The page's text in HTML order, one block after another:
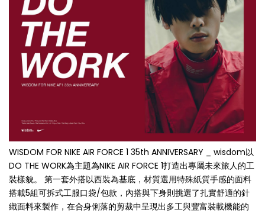
WISDOM FOR NIKE AIR FORCE 1 35th ANNIVERSARY _ wisdom以
DO THE WORK為主題為NIKE AIR FORCE 1打造出專屬未來旅人的工
裝樣貌。 第一套外搭以西裝為基底，材質選用特殊紙質手感的面料
搭載5組可拆式工服口袋/包款，內搭與下身則挑選了扎實舒適的針
織面料來製作，在合身俐落的剪裁中呈現出多工與豐富裝載機能的